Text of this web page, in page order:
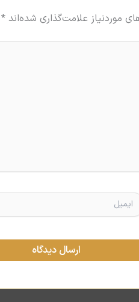
موردنیاز علامت‌گذاری شده‌اند *